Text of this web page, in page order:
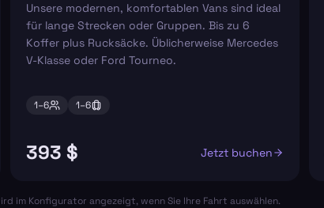
Unsere modernen, komfortablen Vans sind ideal
für lange Strecken oder Gruppen. Bis zu 6
Koffer plus Rucksäcke. Üblicherweise Mercedes
V-Klasse oder Ford Tourneo.
1–6 1–6
393 $ Jetzt buchen
im Konfigurator angezeigt, wenn Sie Ihre Fahrt auswählen.